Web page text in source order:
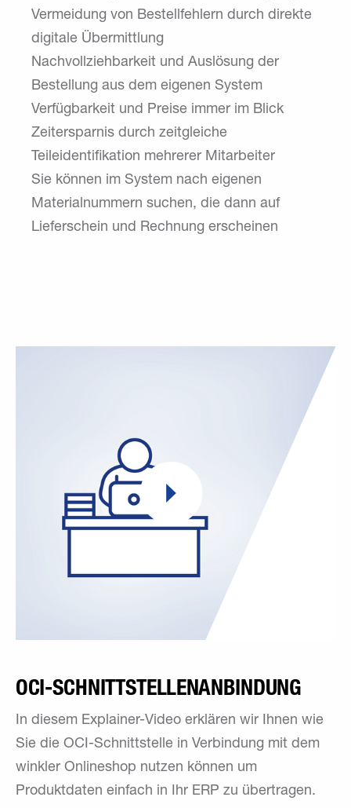
Vermeidung von Bestellfehlern durch direkte
digitale Übermittlung
Nachvollziehbarkeit und Auslösung der
Bestellung aus dem eigenen System
Verfügbarkeit und Preise immer im Blick
Zeitersparnis durch zeitgleiche
Teileidentifikation mehrerer Mitarbeiter
Sie können im System nach eigenen
Materialnummern suchen, die dann auf
Lieferschein und Rechnung erscheinen
OCI-SCHNITTSTELLENANBINDUNG
In diesem Explainer-Video erklären wir Ihnen wie
Sie die OCI-Schnittstelle in Verbindung mit dem
winkler Onlineshop nutzen können um
Produktdaten einfach in Ihr ERP zu übertragen.